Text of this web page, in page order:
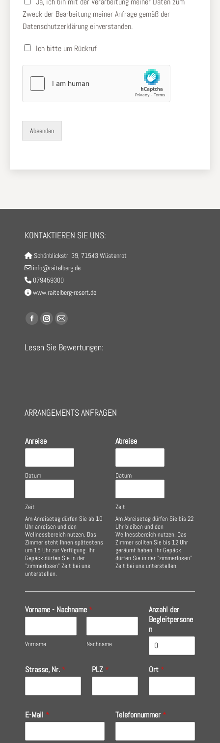
u
s
w
h
e
c
Zweck der Bearbeitung meiner Anfrage gemäß der
Datenschutzerklärung einverstanden.
Ich bitte um Rückruf
Absenden
KONTAKTIEREN SIE UNS:
Schönblickstr. 39, 71543 Wüstenrot
info@raitelberg.de
079459300
www.raitelberg-resort.de
Finden Sie uns auf:
Facebook
opens
Instagram
opens
E-
page
Lesen Sie Bewertungen:
ARRANGEMENTS ANFRAGEN
Anreise
Datum
Zeit
Am Anreisetag dürfen Sie ab 10
Uhr anreisen und den
Wellnessbereich nutzen. Das
Zimmer steht Ihnen spätestens
um 15 Uhr zur Verfügung. Ihr
Gepäck dürfen Sie in der
"zimmerlosen" Zeit bei uns
unterstellen.
Abreise
Datum
Zeit
Am Abreisetag dürfen Sie bis 22
Uhr bleiben und den
Wellnessbereich nutzen. Das
Zimmer sollten Sie bis 12 Uhr
geräumt haben. Ihr Gepäck
dürfen Sie in der "zimmerlosen"
Zeit bei uns unterstellen.
Vorname - Nachname *
Vorname Nachname
Anzahl der
Begleitpersone
n
Strasse, Nr. * PLZ * Ort *
E-Mail * Telefonnummer *